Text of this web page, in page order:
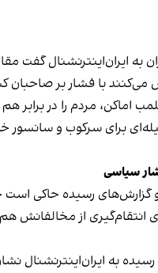
به ایران‌اینترنشنال گفت
با فشار بر صاحبان
اماکن، مردم را در برابر
برای سرکوب و سانسور
سیاسی
گزارش‌های رسیده حاکی است
انتقام‌گیری از مخالفانش
به ایران‌اینترنشنال